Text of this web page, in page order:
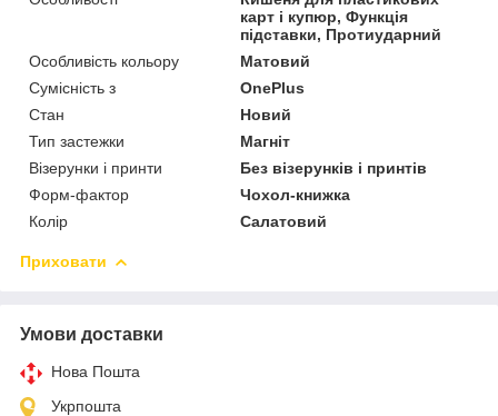
карт і купюр, Функція
підставки, Протиударний
Особливість кольору
Матовий
Сумісність з
OnePlus
Стан
Новий
Тип застежки
Магніт
Візерунки і принти
Без візерунків і принтів
Форм-фактор
Чохол-книжка
Колір
Салатовий
Приховати
Умови доставки
Нова Пошта
Укрпошта